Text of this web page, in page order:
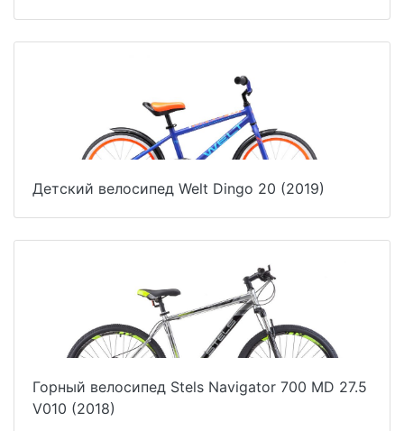
Детский велосипед Welt Dingo 20 (2019)
Горный велосипед Stels Navigator 700 MD 27.5
V010 (2018)